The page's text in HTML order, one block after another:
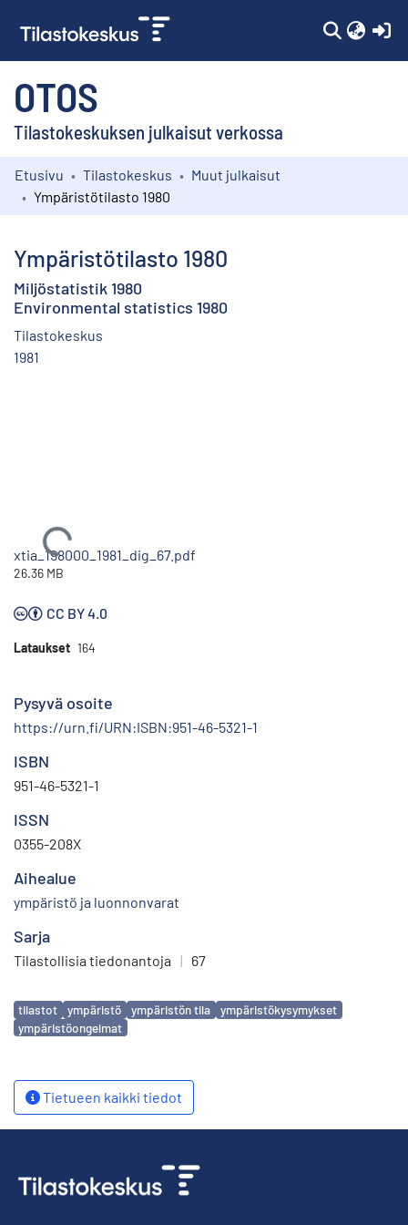
OTOS
Tilastokeskuksen julkaisut verkossa
Kokoelmat
Etusivu Tilastokeskus
Muut julkaisut
Ympäristötilasto 1980
Ympäristötilasto 1980
Miljöstatistik 1980
Environmental statistics 1980
Tilastokeskus
1981
Ladataan...
xtia_198000_1981_dig_67.pdf
26.36 MB
CC BY 4.0
Lataukset 164
Pysyvä osoite
https://urn.fi/URN:ISBN:951-46-5321-1
ISBN
951-46-5321-1
ISSN
0355-208X
Aihealue
ympäristö ja luonnonvarat
Sarja
Tilastollisia tiedonantoja | 67
Avainsanat
tilastot ympäristö ympäristön tila
ympäristökysymykset
ympäristöongelmat
Tietueen kaikki tiedot